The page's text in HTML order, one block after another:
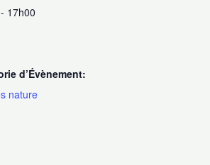
17h00
d’Évènement:
nature